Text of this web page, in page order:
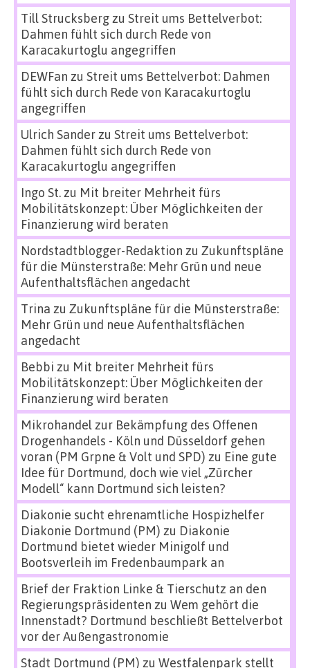
Till Strucksbergzu Streit ums Bettelverbot:
Dahmen fühlt sich durch Rede von
Karacakurtoglu angegriffen
DEWFan zu Streit ums Bettelverbot: Dahmen
fühlt sich durch Rede von Karacakurtoglu
angegriffen
Ulrich Sanderzu Streit ums Bettelverbot:
Dahmen fühlt sich durch Rede von
Karacakurtoglu angegriffen
Ingo St.zu Mit breiter Mehrheit fürs
Mobilitätskonzept: Über Möglichkeiten der
Finanzierung wird beraten
Nordstadtblogger-Redaktion zu Zukunftspläne
für die Münsterstraße: Mehr Grün und neue
Aufenthaltsflächen angedacht
Trina zu Zukunftspläne für die Münsterstraße:
Mehr Grün und neue Aufenthaltsflächen
angedacht
Bebbi zu Mit breiter Mehrheit fürs
Mobilitätskonzept: Über Möglichkeiten der
Finanzierung wird beraten
Mikrohandel zur Bekämpfung des Offenen
Drogenhandels - Köln und Düsseldorf gehen
voran (PM Grpne & Volt und SPD) zu Eine gute
Idee für Dortmund, doch wie viel „Zürcher
Modell“ kann Dortmund sich leisten?
Diakonie sucht ehrenamtliche Hospizhelfer
Diakonie Dortmund (PM) zu Diakonie
Dortmund bietet wieder Minigolf und
Bootsverleih im Fredenbaumpark an
Brief der Fraktion Linke & Tierschutz an den
Regierungspräsidenten zu Wem gehört die
Innenstadt? Dortmund beschließt Bettelverbot
vor der Außengastronomie
Stadt Dortmund (PM) zu Westfalenpark stellt